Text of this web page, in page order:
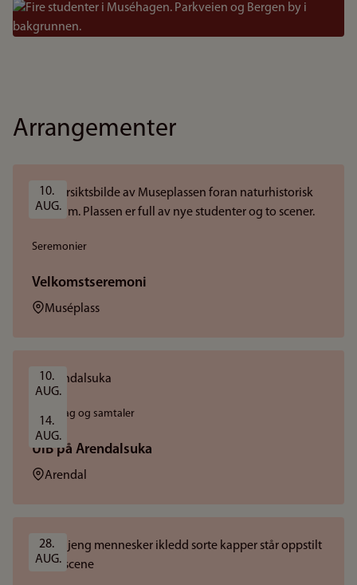
Bilde
Arrangementer
10.
AUG.
Seremonier
Velkomstseremoni
Sted:Muséplass
10.
AUG.
14.
AUG.
Foredrag og samtaler
UiB på Arendalsuka
Sted:Arendal
28.
AUG.